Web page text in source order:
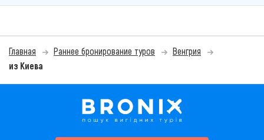
Главная Раннее бронирование туров
Венгрия
из Киева